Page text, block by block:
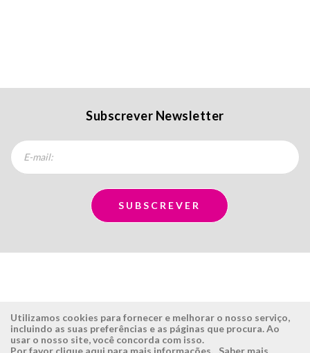
Subscrever Newsletter
ÉSISTEMAS ÁREA RESERVADA
Utilizamos cookies para fornecer e melhorar o nosso serviço,
incluindo as suas preferências e as páginas que procura. Ao
usar o nosso site, você concorda com isso.
Por favor clique aqui para mais informações. Saber mais